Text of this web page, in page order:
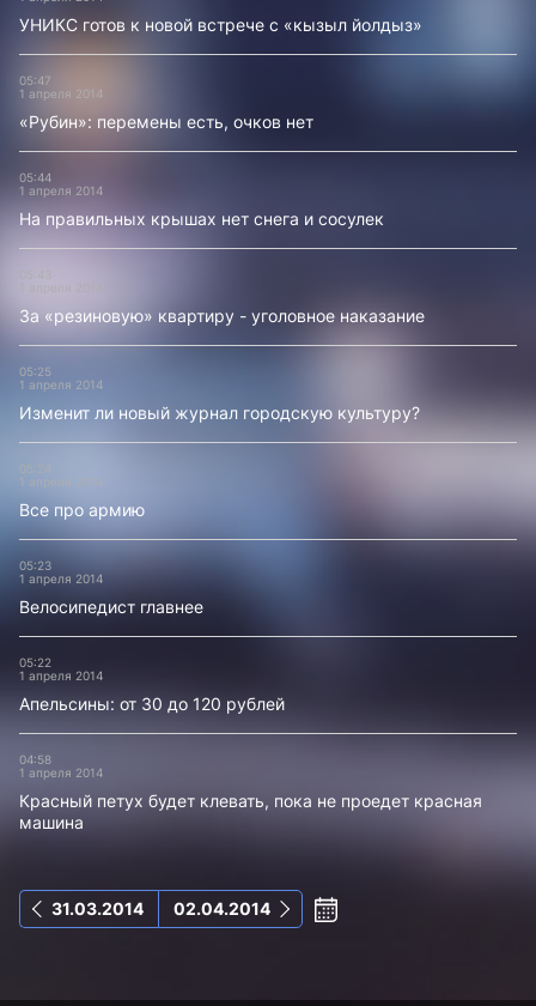
УНИКС готов к новой встрече с «кызыл йолдыз»
05:47
1 апреля 2014
«Рубин»: перемены есть, очков нет
05:44
1 апреля 2014
На правильных крышах нет снега и сосулек
05:43
1 апреля 2014
За «резиновую» квартиру - уголовное наказание
05:25
1 апреля 2014
Изменит ли новый журнал городскую культуру?
05:24
1 апреля 2014
Все про армию
05:23
1 апреля 2014
Велосипедист главнее
05:22
1 апреля 2014
Апельсины: от 30 до 120 рублей
04:58
1 апреля 2014
Красный петух будет клевать, пока не проедет красная
машина
31.03.2014 02.04.2014